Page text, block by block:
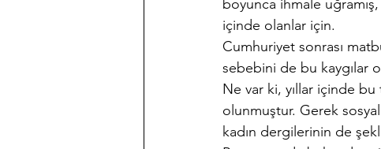
Sergilerim Tarihi Fotoğraflar
boyunca ihmale
içinde olanlar için.
Cumhuriyet sonrası
sebebini de bu kaygılar
Ne var ki, yıllar içinde
olunmuştur. Gerek
kadın dergilerinin de